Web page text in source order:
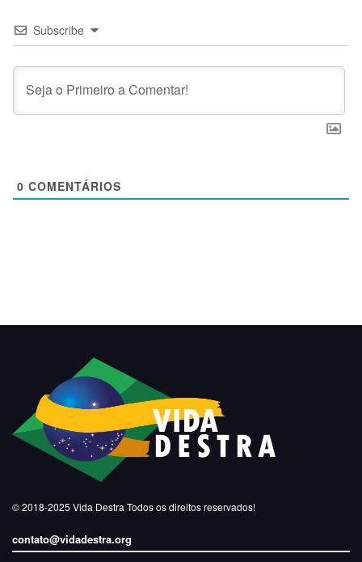
Subscribe
0 COMENTÁRIOS
© 2018-2025 Vida Destra Todos os direitos reservados!
contato@vidadestra.org